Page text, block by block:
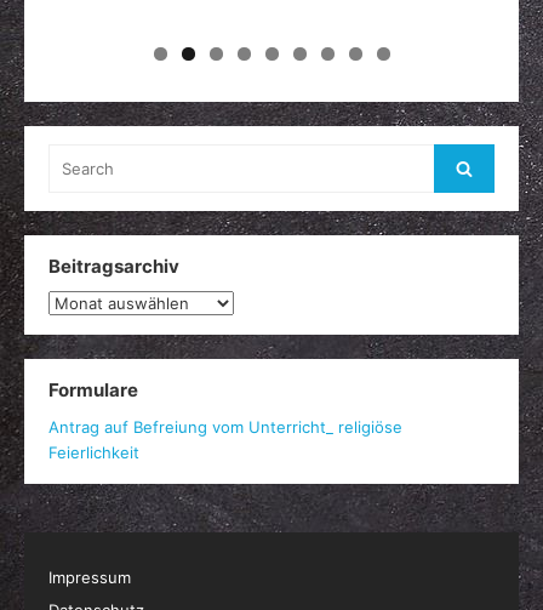
for:
Search
Beitragsarchiv
Beitragsarchiv
Formulare
Antrag auf Befreiung vom Unterricht_ religiöse
Feierlichkeit
Impressum